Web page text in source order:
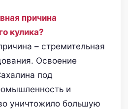
причина
кулика?
– стремительная
Освоение
под
и
уничтожило большую